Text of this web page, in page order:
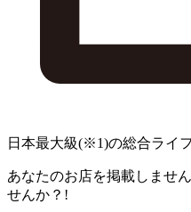
日本最大級(※1)の総合ライ
あなたのお店を掲載しませ
せんか？!